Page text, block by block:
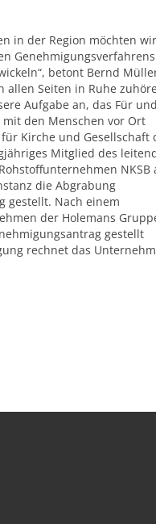
in der Region möchten
Genehmigungsverfahrens
betont Bernd
allen Seiten in Ruhe
Aufgabe an, das Für
den Menschen vor Ort
Kirche und Gesellschaft
Mitglied des
NKSB
die Abgrabung
gestellt. Nach einem
der Holemans
gestellt
rechnet das